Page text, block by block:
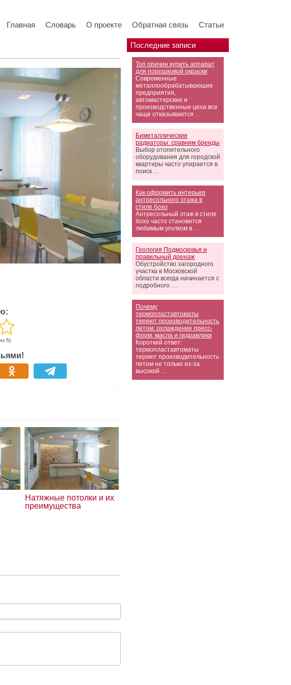
Главная Словарь О проекте Обратная связь Статьи
Последние записи
Топ причин купить аппарат
для порошковой окраски
Современные
металлообрабатывающие
предприятия,
автомастерские и
производственные цеха все
чаще отказываются …
Биметаллические
радиаторы: сравним бренды
Выбор отопительного
оборудования для городской
квартиры часто упирается в
поиск …
Как оформить интерьер
антресольного этажа в
стиле бохо
Антресольный этаж в стиле
бохо часто становится
любимым уголком в …
Геология Подмосковья и
правильный дренаж
Обустройство загородного
участка в Московской
области всегда начинается с
подробного …
Почему
термопластавтоматы
теряют производительность
летом: охлаждение пресс-
форм, масла и гидравлики
Короткий ответ:
термопластавтоматы
теряют производительность
летом не только из-за
высокой …
5)
Натяжные потолки и их
преимущества